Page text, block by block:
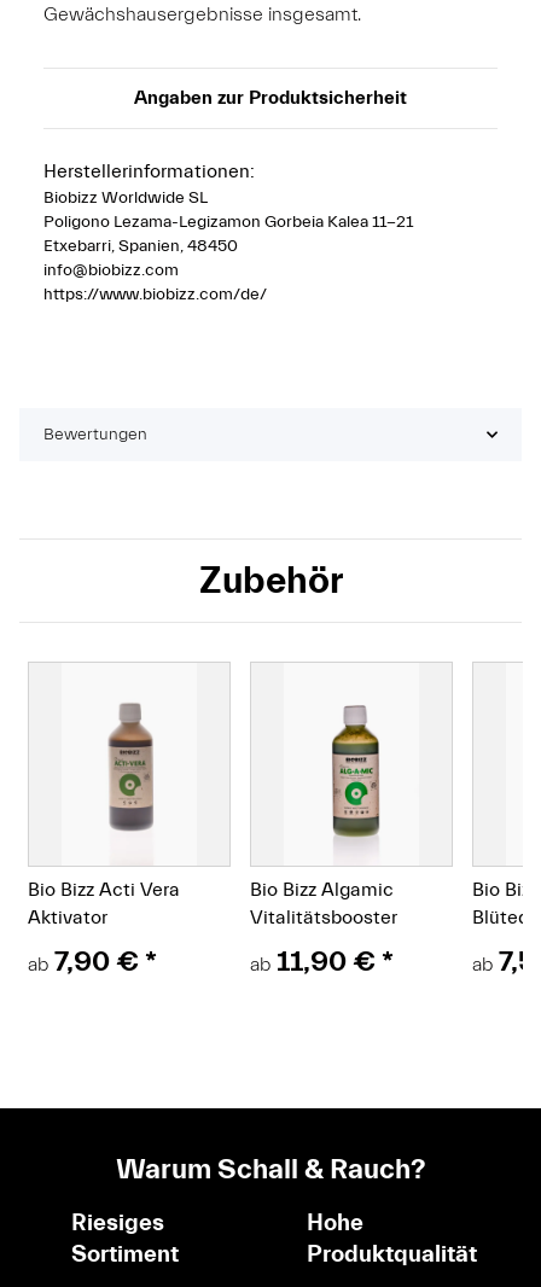
Gewächshausergebnisse insgesamt.
Angaben zur Produktsicherheit
Herstellerinformationen:
Biobizz Worldwide SL
Poligono Lezama-Legizamon Gorbeia Kalea 11-21
Etxebarri, Spanien, 48450
info@biobizz.com
https://www.biobizz.com/de/
Bewertungen
Zubehör
Bio Bizz Acti Vera
Aktivator
ab 7,90 €*
Bio Bizz Algamic
Vitalitätsbooster
ab 11,90 €*
Bio
ab
Warum Schall & Rauch?
Riesiges
Sortiment
Hohe
Produktqualität